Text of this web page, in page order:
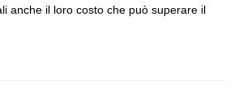
anche il loro costo che può superare il